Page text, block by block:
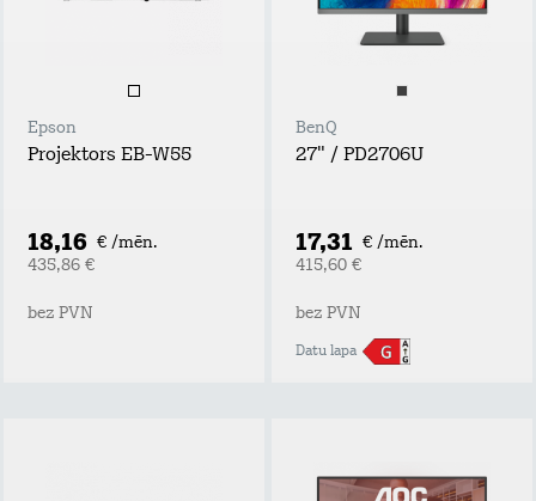
Epson
Projektors EB-W55
18,16 € /mēn.
435,86 €
bez PVN
BenQ
27" / PD2706U
17,31 € /mēn.
415,60 €
bez PVN
Datu lapa